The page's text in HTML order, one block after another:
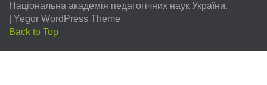
Національна академія педагогічних наук України.
Yegor WordPress Theme
Back to Top